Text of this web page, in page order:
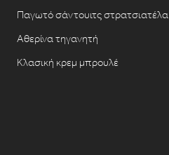
Παγωτό σάντουιτς στρατσιατέλα
Αθερίνα τηγανητή
Κλασική κρεμ μπρουλέ